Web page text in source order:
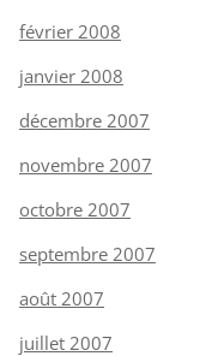
février 2008
janvier 2008
décembre 2007
novembre 2007
octobre 2007
septembre 2007
août 2007
juillet 2007